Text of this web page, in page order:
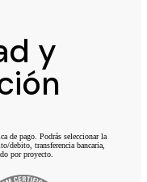
y
de pago. Podrás seleccionar la
debito, transferencia bancaria,
por proyecto.